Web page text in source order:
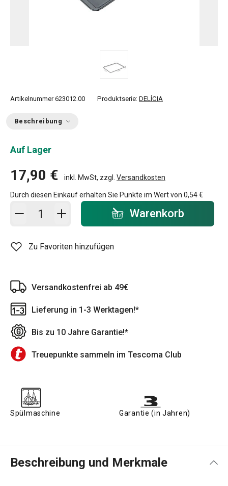
Artikelnummer 623012.00 Produktserie: DELÍCIA
Beschreibung
Auf Lager
17,90 € inkl. MwSt, zzgl. Versandkosten
Durch diesen Einkauf erhalten Sie Punkte im Wert von 0,54 €
In den Warenkorb - Menge Warenkorb
Zu Favoriten hinzufügen
Versandkostenfrei ab 49€
Lieferung in 1-3 Werktagen!*
Bis zu 10 Jahre Garantie!*
Treuepunkte sammeln im Tescoma Club
Spülmaschine Garantie (in Jahren)
Beschreibung und Merkmale